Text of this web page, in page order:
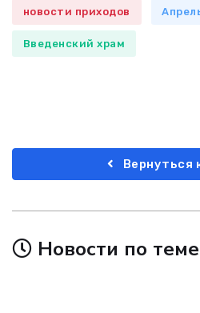
новости приходов
Введенский храм
Вернуться
Новости по теме